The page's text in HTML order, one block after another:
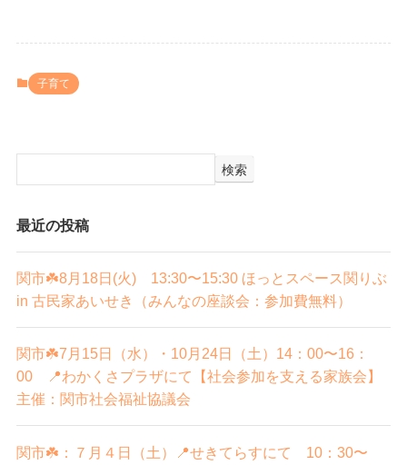
子育て
検索
最近の投稿
関市☘️8月18日(火) 13:30〜15:30 ほっとスペース関りぶ
in 古民家あいせき（みんなの座談会：参加費無料）
関市☘️7月15日（水）・10月24日（土）14：00〜16：
00 📍わかくさプラザにて【社会参加を支える家族会】
主催：関市社会福祉協議会
関市☘️：７月４日（土）📍せきてらすにて 10：30〜